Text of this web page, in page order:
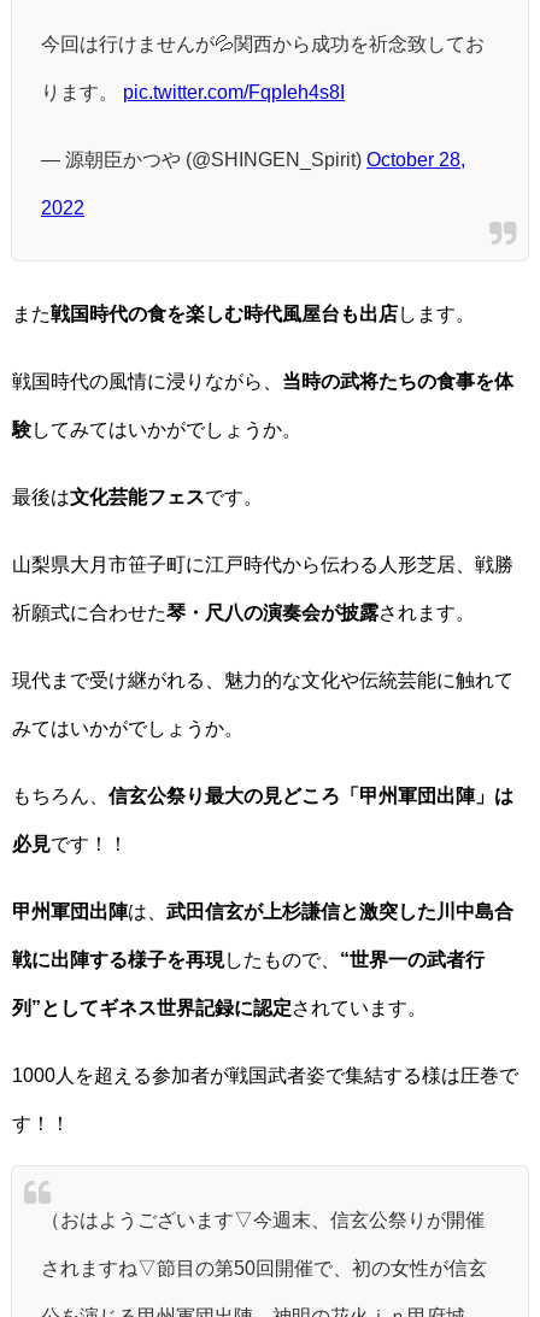
今回は行けませんが💦関西から成功を祈念致してお
ります。 pic.twitter.com/FqpIeh4s8I
— 源朝臣かつや (@SHINGEN_Spirit) October 28,
2022
また戦国時代の食を楽しむ時代風屋台も出店します。
戦国時代の風情に浸りながら、 当時の武将たちの食事を体
験してみてはいかがでしょうか。
最後は文化芸能フェスです。
山梨県大月市笹子町に江戸時代から伝わる人形芝居、戦勝
祈願式に合わせた琴・尺八の演奏会が披露されます。
現代まで受け継がれる、魅力的な文化や伝統芸能に触れて
みてはいかがでしょうか。
もちろん、 信玄公祭り最大の見どころ「甲州軍団出陣」は
必見です！！
甲州軍団出陣は、 武田信玄が上杉謙信と激突した川中島合
戦に出陣する様子を再現したもので、 “世界一の武者行
列”としてギネス世界記録に認定されています。
1000人を超える参加者が戦国武者姿で集結する様は圧巻で
す！！
（おはようございます▽今週末、信玄公祭りが開催
されますね▽節目の第50回開催で、初の女性が信玄